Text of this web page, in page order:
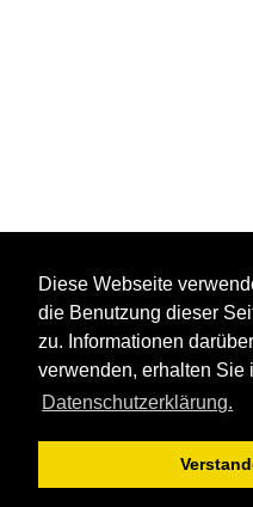
Diese Webseite
die Benutzung dieser
zu. Informationen
verwenden, erhalten Sie
Datenschutzerklärung.